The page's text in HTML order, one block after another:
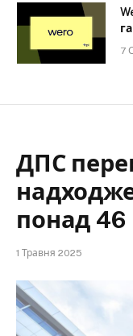
7
ДПС
понад 46
1 Травня 2025